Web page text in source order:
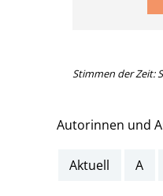
Stimmen der Zeit:
Autorinnen und
Aktuell A